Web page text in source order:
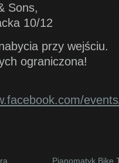
Sons,
10/12
przy wejściu.
ograniczona!
Pianomatyk Bike